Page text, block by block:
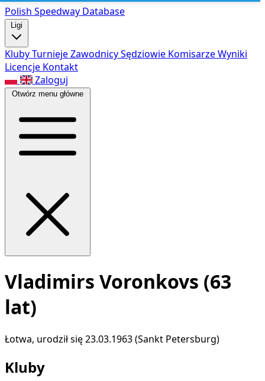
Polish Speedway Database
Ligi
KlubyTurniejeZawodnicySędziowie KomisarzeWyniki
Licencje Kontakt
Zaloguj
Otwórz menu główne
Vladimirs Voronkovs (63
lat)
Łotwa, urodził się 23.03.1963 (Sankt Petersburg)
Kluby